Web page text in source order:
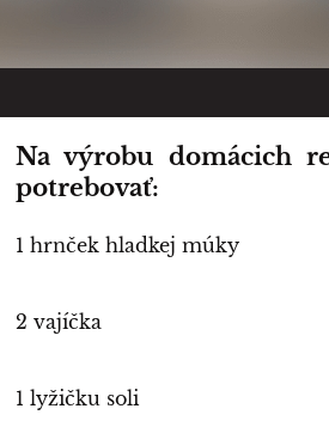
Na výrobu domácich
potrebovať:
1 hrnček hladkej múky
2 vajíčka
1 lyžičku soli